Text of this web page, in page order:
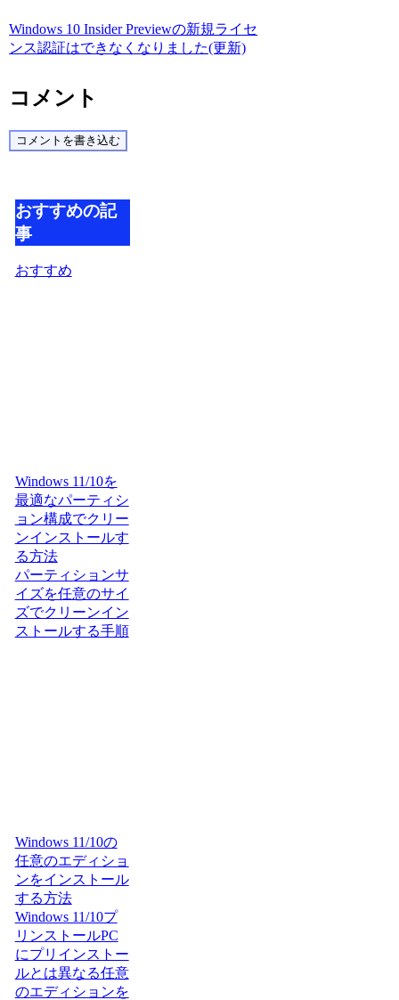
Windows 10 Insider Previewの新規ライセ
ンス認証はできなくなりました(更新)
コメント
コメントを書き込む
おすすめの記
事
おすすめ
Windows 11/10を
最適なパーティシ
ョン構成でクリー
ンインストールす
る方法
パーティションサ
イズを任意のサイ
ズでクリーンイン
ストールする手順
Windows 11/10の
任意のエディショ
ンをインストール
する方法
Windows 11/10プ
リンストールPC
にプリインストー
ルとは異なる任意
のエディションを